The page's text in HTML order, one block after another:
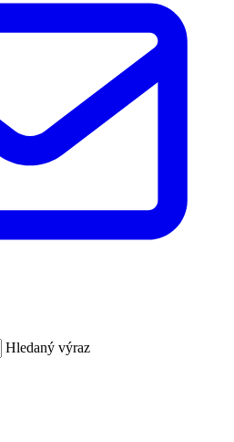
Hledaný výraz